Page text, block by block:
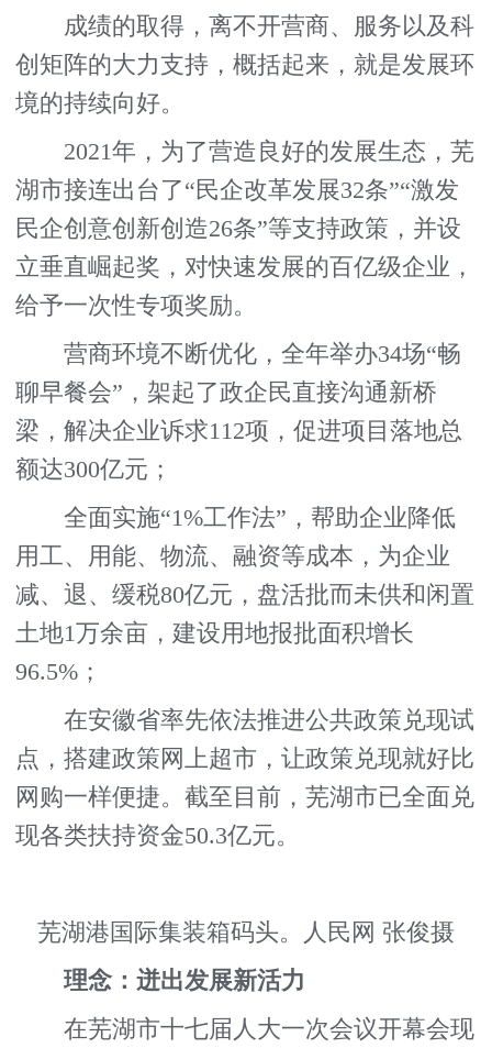
成绩的取得，离不开营商、服务以及科
创矩阵的大力支持，概括起来，就是发展环
境的持续向好。
2021年，为了营造良好的发展生态，芜
湖市接连出台了“民企改革发展32条”“激发
民企创意创新创造26条”等支持政策，并设
立垂直崛起奖，对快速发展的百亿级企业，
给予一次性专项奖励。
营商环境不断优化，全年举办34场“畅
聊早餐会”，架起了政企民直接沟通新桥
梁，解决企业诉求112项，促进项目落地总
额达300亿元；
全面实施“1%工作法”，帮助企业降低
用工、用能、物流、融资等成本，为企业
减、退、缓税80亿元，盘活批而未供和闲置
土地1万余亩，建设用地报批面积增长
96.5%；
在安徽省率先依法推进公共政策兑现试
点，搭建政策网上超市，让政策兑现就好比
网购一样便捷。截至目前，芜湖市已全面兑
现各类扶持资金50.3亿元。
芜湖港国际集装箱码头。人民网 张俊摄
理念：迸出发展新活力
在芜湖市十七届人大一次会议开幕会现